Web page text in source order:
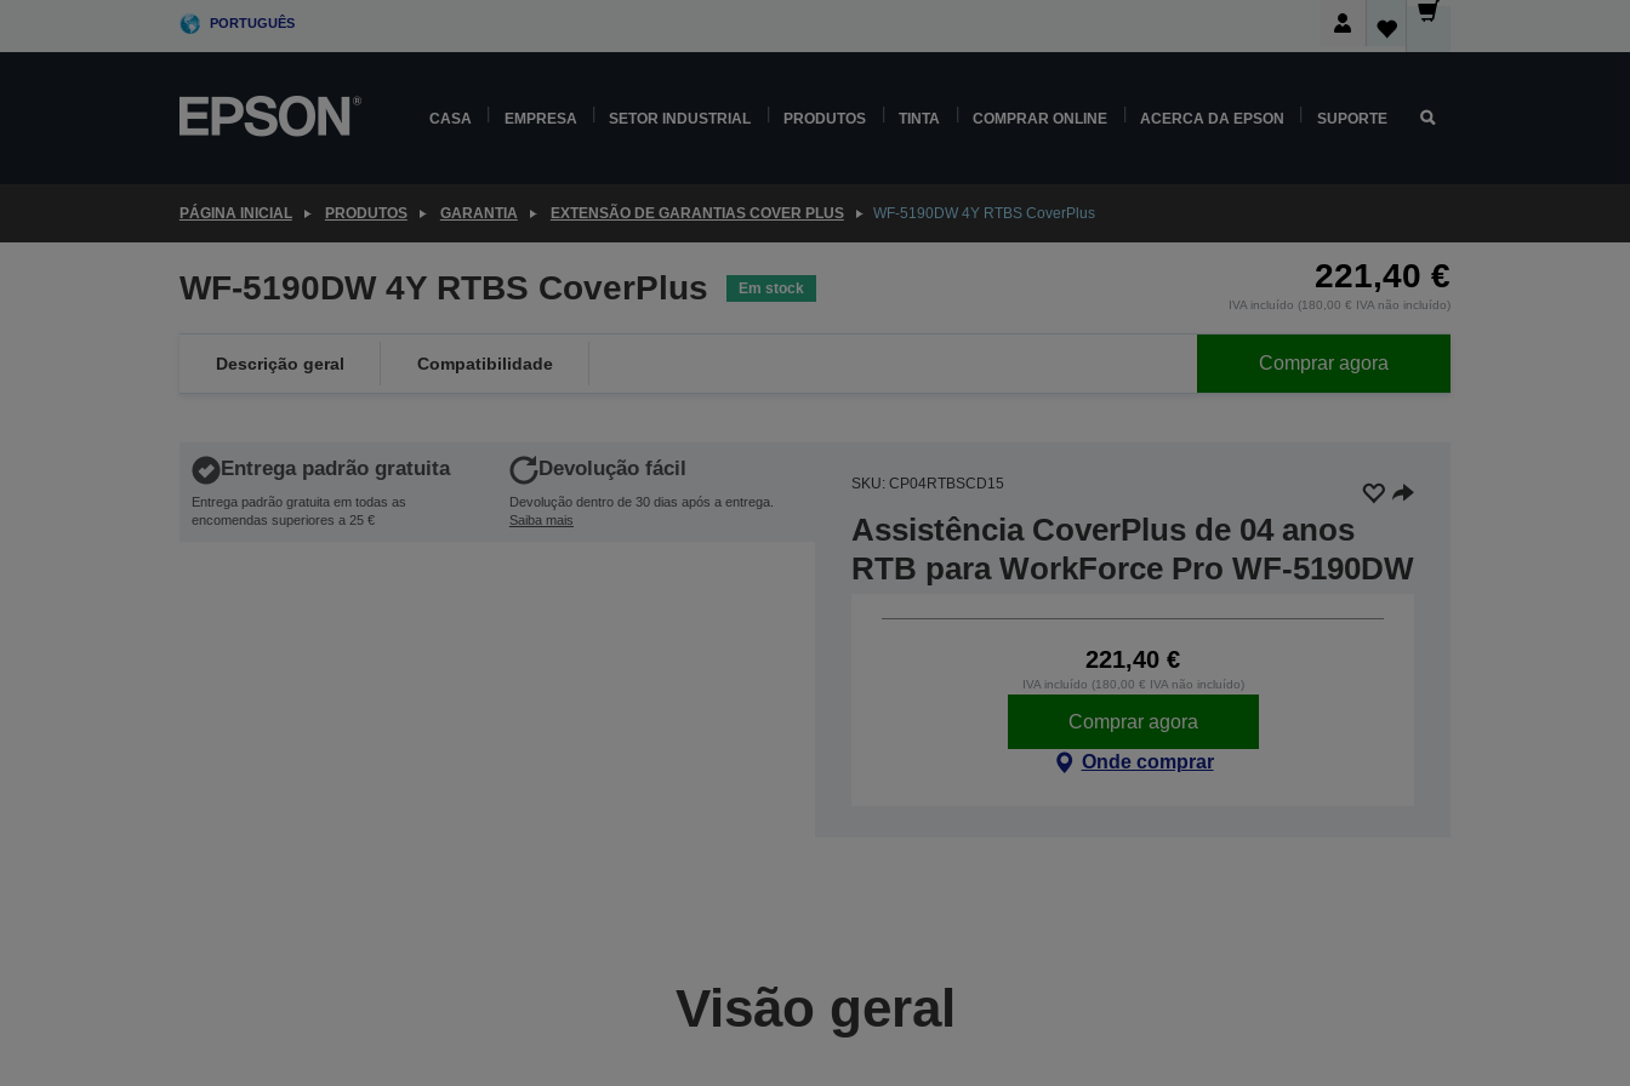
PORTUGUÊS
CASA EMPRESA SETOR INDUSTRIAL PRODUTOS TINTA COMPRAR ONLINE ACERCA DA EPSON SUPORTE
PÁGINA INICIAL PRODUTOS GARANTIA EXTENSÃO DE GARANTIAS COVER PLUS WF-5190DW 4Y RTBS CoverPlus
WF-5190DW 4Y RTBS CoverPlus Em stock 221,40 €
IVA incluído (180,00 € IVA não incluído)
Descrição geral Compatibilidade Comprar agora
Entrega padrão gratuita
Entrega padrão gratuita em todas as
encomendas superiores a 25 €
Devolução fácil
Devolução dentro de 30 dias após a entrega.
Saiba mais
SKU: CP04RTBSCD15
Assistência CoverPlus de 04 anos
RTB para WorkForce Pro WF-5190DW
221,40 €
IVA incluído (180,00 € IVA não incluído)
Comprar agora
Onde comprar
Visão geral